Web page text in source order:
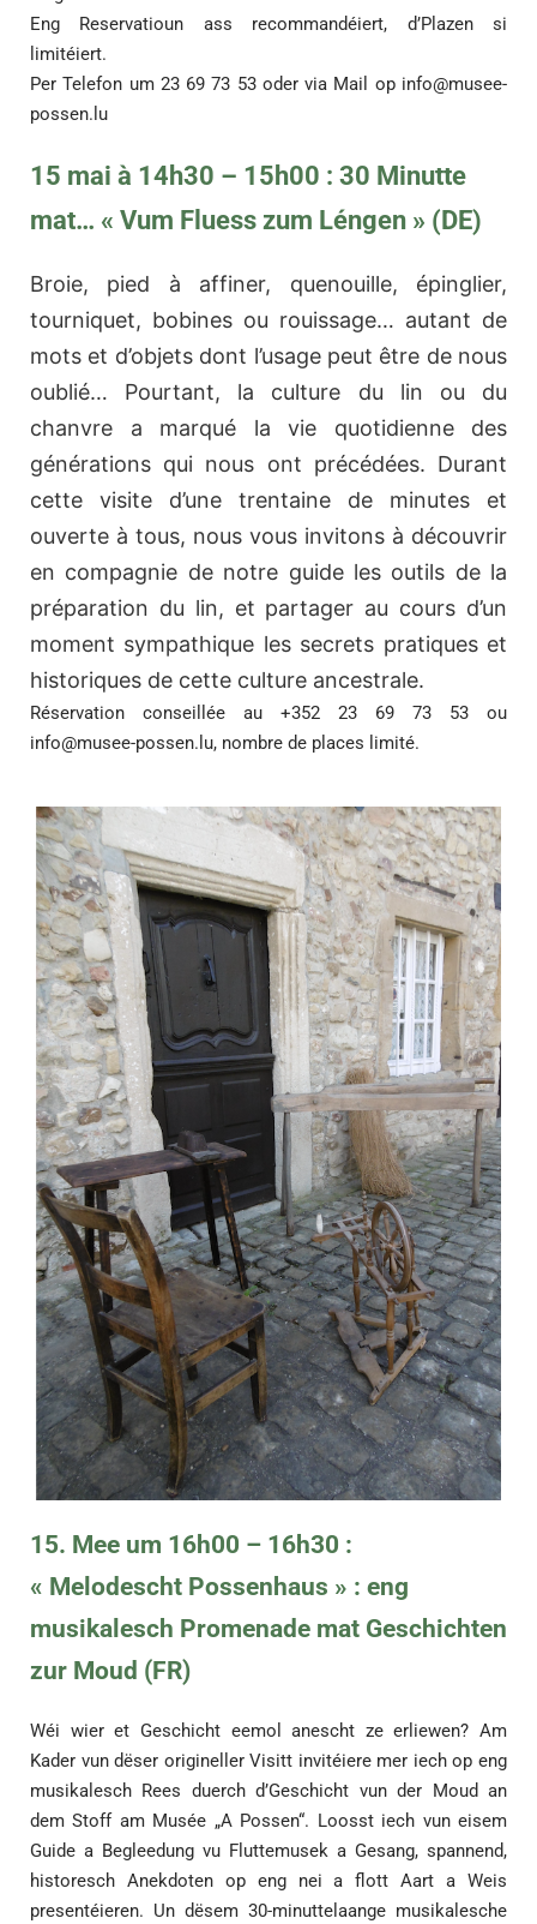
Eng Reservatioun ass recommandéiert, d’Plazen si
limitéiert.
Per Telefon um 23 69 73 53 oder via Mail op info@musee-
possen.lu
15 mai à 14h30 – 15h00 : 30 Minutte
mat… « Vum Fluess zum Léngen » (DE)
Broie, pied à affiner, quenouille, épinglier,
tourniquet, bobines ou rouissage… autant de
mots et d’objets dont l’usage peut être de nous
oublié… Pourtant, la culture du lin ou du
chanvre a marqué la vie quotidienne des
générations qui nous ont précédées. Durant
cette visite d’une trentaine de minutes et
ouverte à tous, nous vous invitons à découvrir
en compagnie de notre guide les outils de la
préparation du lin, et partager au cours d’un
moment sympathique les secrets pratiques et
historiques de cette culture ancestrale.
Réservation conseillée au +352 23 69 73 53 ou
info@musee-possen.lu, nombre de places limité.
15. Mee um 16h00 – 16h30 :
« Melodescht Possenhaus » : eng
musikalesch Promenade mat Geschichten
zur Moud (FR)
Wéi wier et Geschicht eemol anescht ze erliewen? Am
Kader vun dëser origineller Visitt invitéiere mer iech op eng
musikalesch Rees duerch d’Geschicht vun der Moud an
dem Stoff am Musée „A Possen“. Loosst iech vun eisem
Guide a Begleedung vu Fluttemusek a Gesang, spannend,
historesch Anekdoten op eng nei a flott Aart a Weis
presentéieren. Un dësem 30-minuttelaange musikalesche